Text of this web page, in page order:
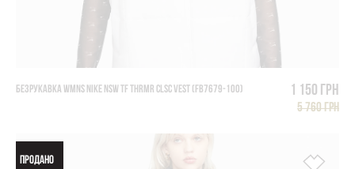
БЕЗРУКАВКА WMNS NIKE NSW TF THRMR CLSC VEST (FB7679-100) 1 150 грн
5 760 грн
ПРОДАНО